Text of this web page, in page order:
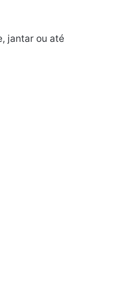
jantar ou até